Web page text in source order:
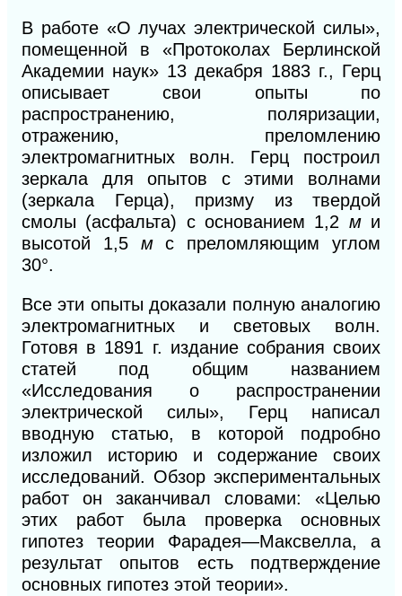
В работе «О лучах электрической силы»,
помещенной в «Протоколах Берлинской
Академии наук» 13 декабря 1883 г., Герц
описывает свои опыты по
распространению, поляризации,
отражению, преломлению
электромагнитных волн. Герц построил
зеркала для опытов с этими волнами
(зеркала Герца), призму из твердой
смолы (асфальта) с основанием 1,2 м и
высотой 1,5 м
с преломляющим углом
30°.
Все эти опыты доказали полную аналогию
электромагнитных и световых волн.
Готовя в 1891 г. издание собрания своих
статей под общим названием
«Исследования о распространении
электрической силы», Герц написал
вводную статью, в которой подробно
изложил историю и содержание своих
исследований. Обзор экспериментальных
работ он заканчивал словами: «Целью
этих работ была проверка основных
гипотез теории Фарадея—Максвелла, а
результат опытов есть подтверждение
основных гипотез этой теории».